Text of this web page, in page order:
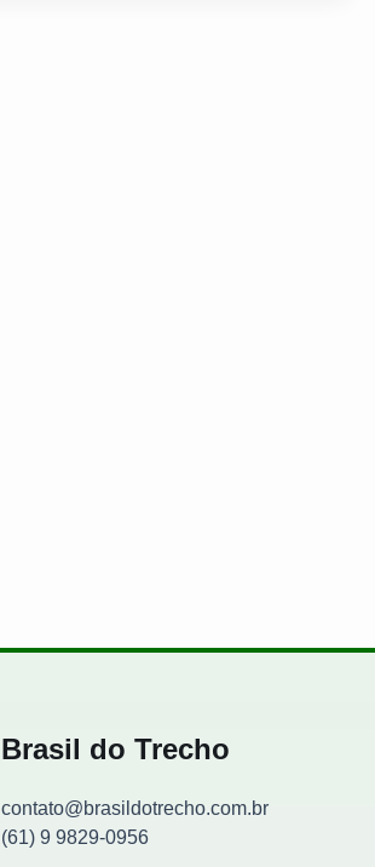
Brasil do Trecho
contato@brasildotrecho.com.br
(61) 9 9829-0956